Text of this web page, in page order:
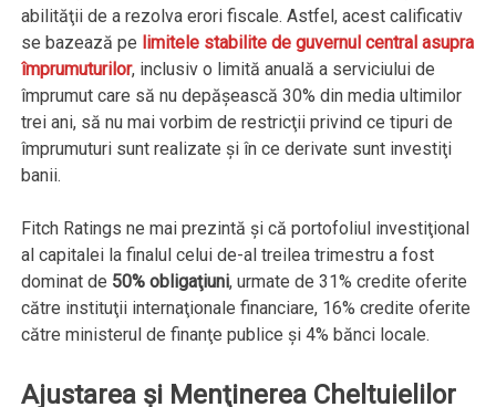
abilităţii de a rezolva erori fiscale. Astfel, acest calificativ
se bazează pe limitele stabilite de guvernul central asupra
împrumuturilor, inclusiv o limită anuală a serviciului de
împrumut care să nu depăşească 30% din media ultimilor
trei ani, să nu mai vorbim de restricţii privind ce tipuri de
împrumuturi sunt realizate şi în ce derivate sunt investiţi
banii.
Fitch Ratings ne mai prezintă şi că portofoliul investiţional
al capitalei la finalul celui de-al treilea trimestru a fost
dominat de 50% obligaţiuni, urmate de 31% credite oferite
către instituţii internaţionale financiare, 16% credite oferite
către ministerul de finanţe publice şi 4% bănci locale.
Ajustarea şi Menţinerea Cheltuielilor